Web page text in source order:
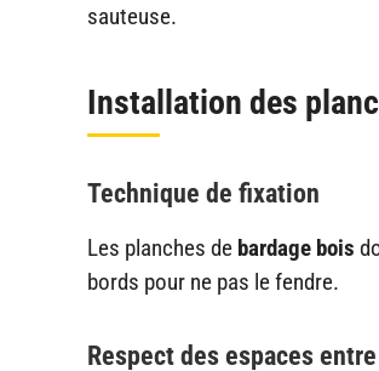
sauteuse.
Installation des
Technique de fixation
Les planches de bardage bois
bords pour ne pas le fendre.
Respect des espaces